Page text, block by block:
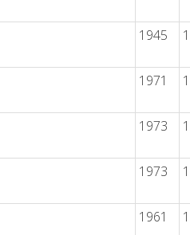
1945
1971
1973
1973
1961